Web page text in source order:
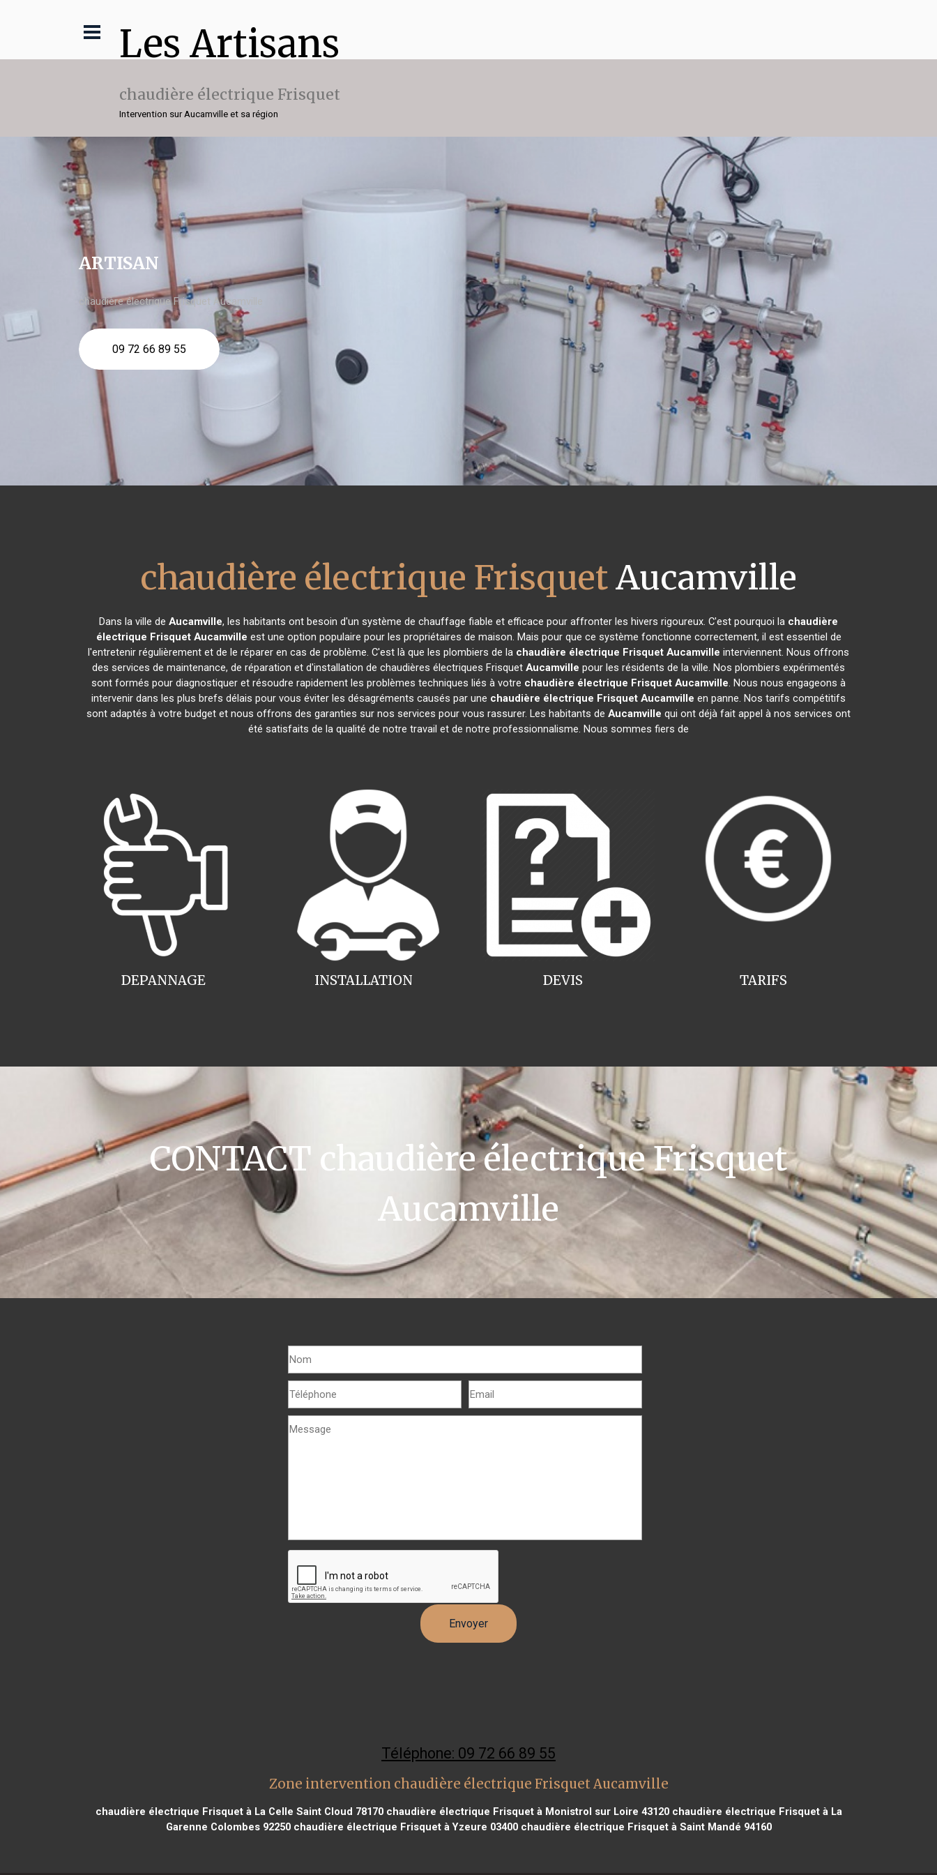
Les Artisans
chaudière électrique Frisquet
Intervention sur Aucamville et sa région
ARTISAN
chaudière électrique Frisquet Aucamville
09 72 66 89 55
chaudière électrique FrisquetAucamville
Dans la ville de Aucamville, les habitants ont besoin d'un système de chauffage fiable et efficace pour affronter les hivers rigoureux. C'est pourquoi la chaudière
électrique Frisquet Aucamville est une option populaire pour les propriétaires de maison. Mais pour que ce système fonctionne correctement, il est essentiel de
l'entretenir régulièrement et de le réparer en cas de problème. C'est là que les plombiers de la chaudière électrique Frisquet Aucamville interviennent. Nous offrons
des services de maintenance, de réparation et d'installation de chaudières électriques Frisquet Aucamville pour les résidents de la ville. Nos plombiers expérimentés
sont formés pour diagnostiquer et résoudre rapidement les problèmes techniques liés à votre chaudière électrique Frisquet Aucamville. Nous nous engageons à
intervenir dans les plus brefs délais pour vous éviter les désagréments causés par une chaudière électrique Frisquet Aucamville en panne. Nos tarifs compétitifs
sont adaptés à votre budget et nous offrons des garanties sur nos services pour vous rassurer. Les habitants de Aucamville qui ont déjà fait appel à nos services ont
été satisfaits de la qualité de notre travail et de notre professionnalisme. Nous sommes fiers de
INSTALLATION
DEPANNAGE TARIFS
DEVIS
CONTACT chaudière électrique Frisquet
Aucamville
Téléphone: 09 72 66 89 55
Zone intervention chaudière électrique Frisquet Aucamville
chaudière électrique Frisquet à La Celle Saint Cloud 78170chaudière électrique Frisquet à Monistrol sur Loire 43120chaudière électrique Frisquet à La
Garenne Colombes 92250chaudière électrique Frisquet à Yzeure 03400chaudière électrique Frisquet à Saint Mandé 94160